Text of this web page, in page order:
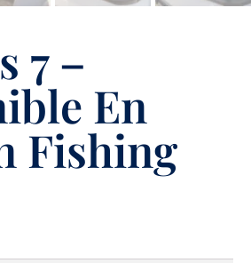
7 –
En
Fishing